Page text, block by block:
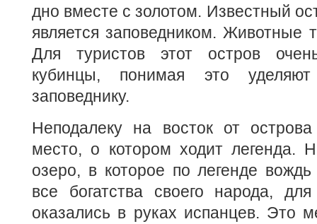
дно вместе с золотом. Известный
является заповедником. Животные
Для туристов этот остров
кубинцы, понимая это
заповеднику.
Неподалеку на восток от
место, о котором ходит легенда.
озеро, в которое по легенде
все богатства своего народа,
оказались в руках испанцев. Это